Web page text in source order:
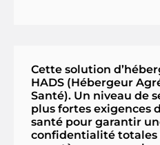
Cette solution
HADS (Hébergeur
Santé). Un niveau de
plus fortes exigences
santé pour garantir
confidentialité totales